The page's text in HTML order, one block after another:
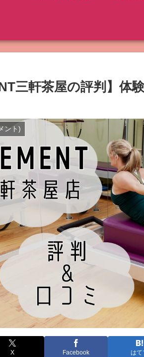
三軒茶屋の評判】体
ント)
X Facebook はて